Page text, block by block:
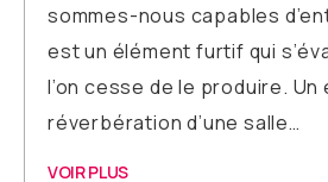
sommes-nous capables
est un élément furtif qui
l’on cesse de le produire. Un
réverbération d’une salle…
VOIR PLUS